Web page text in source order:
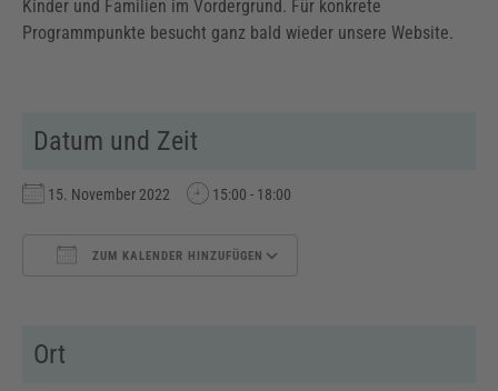
Kinder und Familien im Vordergrund. Für konkrete
Programmpunkte besucht ganz bald wieder unsere Website.
Datum und Zeit
15. November 2022 15:00 - 18:00
ZUM KALENDER HINZUFÜGEN
Ort